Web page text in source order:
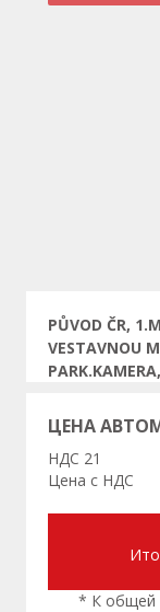
PŮVOD ČR,
VESTAVNOU
ЦЕНА
НДС 21
Цена с НДС
* К общей